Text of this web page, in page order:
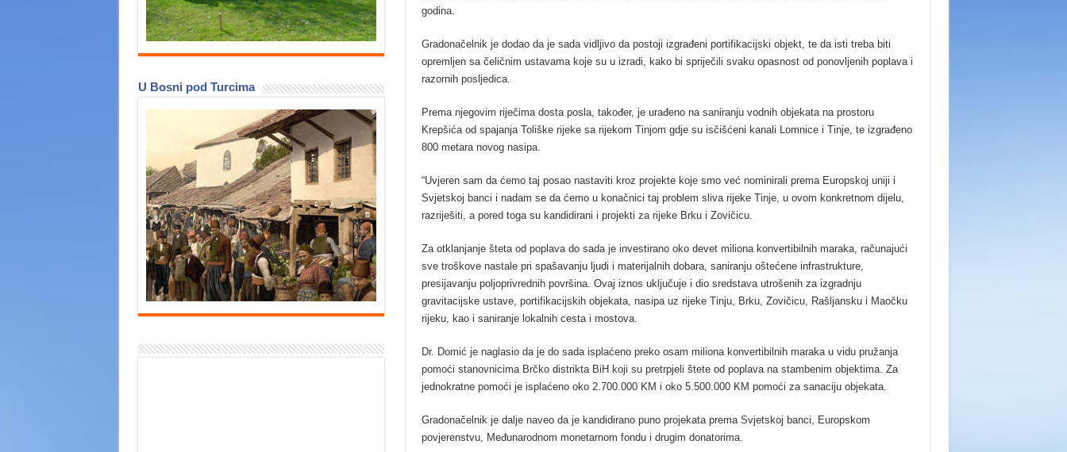
godina.
Gradonačelnik je dodao da je sada vidljivo da postoji izgrađeni portifikacijski objekt, te da isti treba biti
opremljen sa čeličnim ustavama koje su u izradi, kako bi spriječili svaku opasnost od ponovljenih poplava i
razornih posljedica.
Prema njegovim riječima dosta posla, također, je urađeno na saniranju vodnih objekata na prostoru
Krepšića od spajanja Toliške rijeke sa rijekom Tinjom gdje su isčišćeni kanali Lomnice i Tinje, te izgrađeno
800 metara novog nasipa.
“Uvjeren sam da ćemo taj posao nastaviti kroz projekte koje smo već nominirali prema Europskoj uniji i
Svjetskoj banci i nadam se da ćemo u konačnici taj problem sliva rijeke Tinje, u ovom konkretnom dijelu,
razriješiti, a pored toga su kandidirani i projekti za rijeke Brku i Zovičicu.
Za otklanjanje šteta od poplava do sada je investirano oko devet miliona konvertibilnih maraka, računajući
sve troškove nastale pri spašavanju ljudi i materijalnih dobara, saniranju oštećene infrastrukture,
presijavanju poljoprivrednih površina. Ovaj iznos uključuje i dio sredstava utrošenih za izgradnju
gravitacijske ustave, portifikacijskih objekata, nasipa uz rijeke Tinju, Brku, Zovičicu, Rašljansku i Maočku
rijeku, kao i saniranje lokalnih cesta i mostova.
Dr. Domić je naglasio da je do sada isplaćeno preko osam miliona konvertibilnih maraka u vidu pružanja
pomoći stanovnicima Brčko distrikta BiH koji su pretrpjeli štete od poplava na stambenim objektima. Za
jednokratne pomoći je isplaćeno oko 2.700.000 KM i oko 5.500.000 KM pomoći za sanaciju objekata.
Gradonačelnik je dalje naveo da je kandidirano puno projekata prema Svjetskoj banci, Europskom
povjerenstvu, Međunarodnom monetarnom fondu i drugim donatorima.
U Bosni pod Turcima